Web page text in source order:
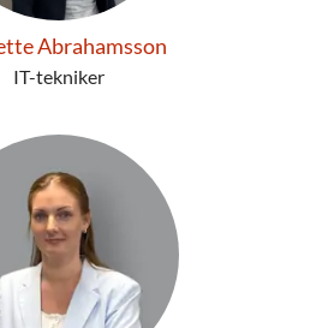
Abrahamsson
IT-tekniker